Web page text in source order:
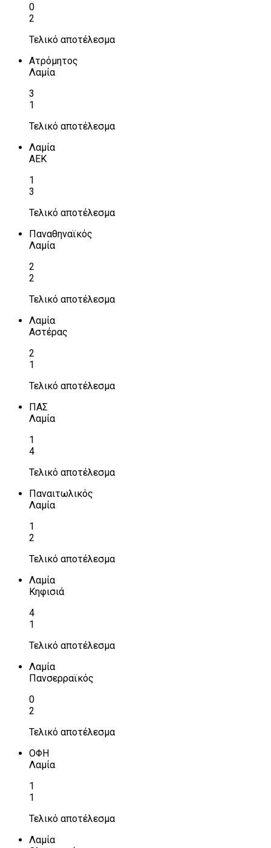
0
2
Τελικό αποτέλεσμα
Ατρόμητος
Λαμία
3
1
Τελικό αποτέλεσμα
Λαμία
ΑΕΚ
1
3
Τελικό αποτέλεσμα
Παναθηναϊκός
Λαμία
2
2
Τελικό αποτέλεσμα
Λαμία
Αστέρας
2
1
Τελικό αποτέλεσμα
ΠΑΣ
Λαμία
1
4
Τελικό αποτέλεσμα
Παναιτωλικός
Λαμία
1
2
Τελικό αποτέλεσμα
Λαμία
Κηφισιά
4
1
Τελικό αποτέλεσμα
Λαμία
Πανσερραϊκός
0
2
Τελικό αποτέλεσμα
ΟΦΗ
Λαμία
1
1
Τελικό αποτέλεσμα
Λαμία